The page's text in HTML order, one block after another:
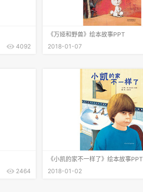
4092
《万娅和野兽》绘本故事PPT
2018-01-07
2464
《小凯的家不一样了》绘本故事PPT
2018-01-02